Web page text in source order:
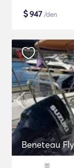
$947 /den
Beneteau